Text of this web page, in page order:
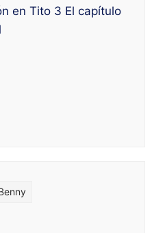
en Tito 3 El capítulo